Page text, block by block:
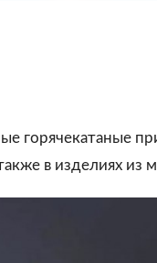
горячекатаные
в изделиях из